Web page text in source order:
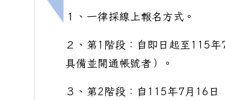
上一筆：115學年度南寧高中免試
１、一律採線上報名方式。
２、第1階段：自即日起至115
具備並開通帳號者）。
３、第2階段：自115年7月16日